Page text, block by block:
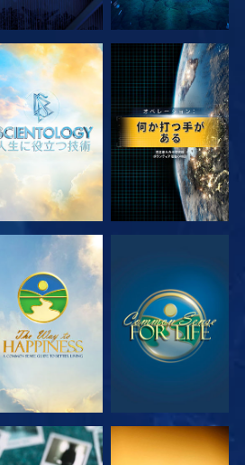
シリーズを探求 観る
観る 観る